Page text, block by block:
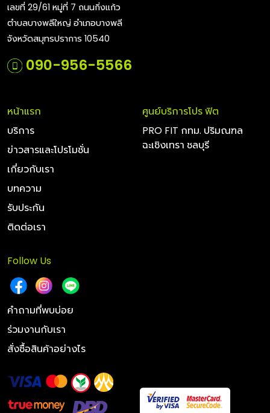
เลขที่ 29/61 หมู่ที่ 7 ถนนกิ่งแก้ว
ตำบลบางพลีใหญ่ อำเภอบางพลี
จังหวัดสมุทรปราการ 10540
090-956-5566
หน้าแรก
บริการ
ข่าวสารและโปรโมชั่น
เกี่ยวกับเรา
บทความ
รับประกัน
ติดต่อเรา
ศูนย์บริการโปร ฟิต
PRO FIT กทม. ปริมณฑล
ฉะเชิงเทรา ชลบุรี
Follow Us
คำถามที่พบบ่อย
ร่วมงานกับเรา
สั่งซื้อสินค้าอย่างไร